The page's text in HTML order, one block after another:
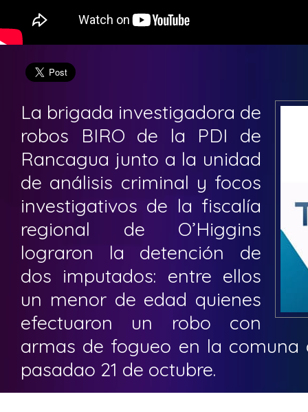
La brigada investigadora de
robos BIRO de la PDI de
Rancagua junto a la unidad
de análisis criminal y focos
investigativos de la fiscalía
regional de O’Higgins
lograron la detención de
dos imputados: entre ellos
un menor de edad quienes
efectuaron un robo con
armas de fogueo en la comuna
pasadao 21 de octubre.